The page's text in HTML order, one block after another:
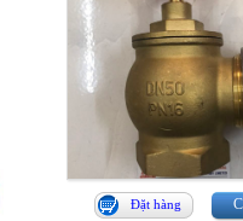
Đặt hàng